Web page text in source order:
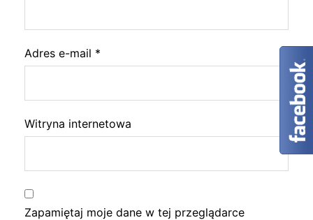
Adres e-mail *
Witryna internetowa
Zapamiętaj moje dane w tej przeglądarce